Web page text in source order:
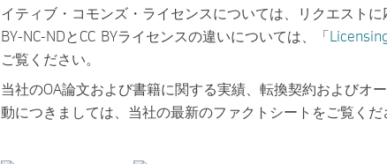
イティブ・コモンズ・ライセンスについては、リクエストに
BY-NC-NDとCC BYライセンスの違いについては、「
ご覧ください。
当社のOA論文および書籍に関する実績、転換契約およびオ
動につきましては、当社の最新のファクトシートをご覧くだ